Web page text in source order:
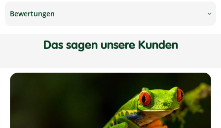
Bewertungen
Das sagen unsere Kunden